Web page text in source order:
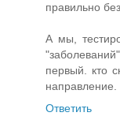
правильно
А мы,
первый. кто
направление.
Ответить